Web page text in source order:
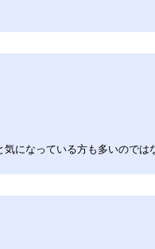
になっている方も多いのでは